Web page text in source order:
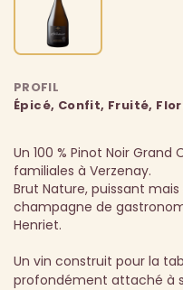
PROFIL
Épicé, Confit, Fruité,
Un 100 % Pinot Noir Grand
familiales à Verzenay.
Brut Nature, puissant
champagne de
Henriet.
Un vin construit pour la
profondément attaché à